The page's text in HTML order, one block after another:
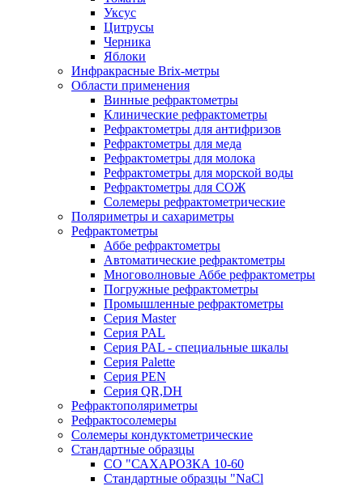
Уксус
Цитрусы
Черника
Яблоки
Инфракрасные Brix-метры
Области применения
Винные рефрактометры
Клинические рефрактометры
Рефрактометры для антифризов
Рефрактометры для меда
Рефрактометры для молока
Рефрактометры для морской воды
Рефрактометры для СОЖ
Солемеры рефрактометрические
Поляриметры и сахариметры
Рефрактометры
Аббе рефрактометры
Автоматические рефрактометры
Многоволновые Аббе рефрактометры
Погружные рефрактометры
Промышленные рефрактометры
Серия Master
Серия PAL
Серия PAL - специальные шкалы
Серия Palette
Серия PEN
Серия QR,DH
Рефрактополяриметры
Рефрактосолемеры
Солемеры кондуктометрические
Стандартные образцы
СО "САХАРОЗКА 10-60
Стандартные образцы "NaCl